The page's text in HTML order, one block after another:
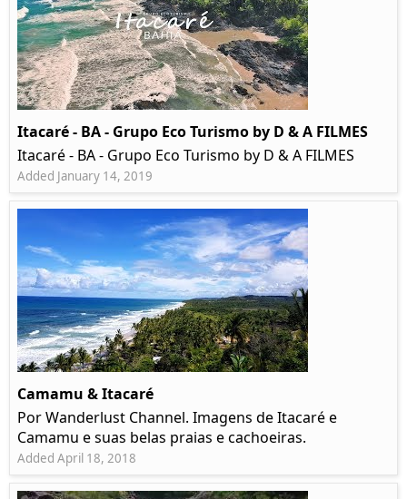
Itacaré - BA - Grupo Eco Turismo by D & A FILMES
Itacaré - BA - Grupo Eco Turismo by D & A FILMES
Added January 14, 2019
Camamu & Itacaré
Por Wanderlust Channel. Imagens de Itacaré e
Camamu e suas belas praias e cachoeiras.
Added April 18, 2018